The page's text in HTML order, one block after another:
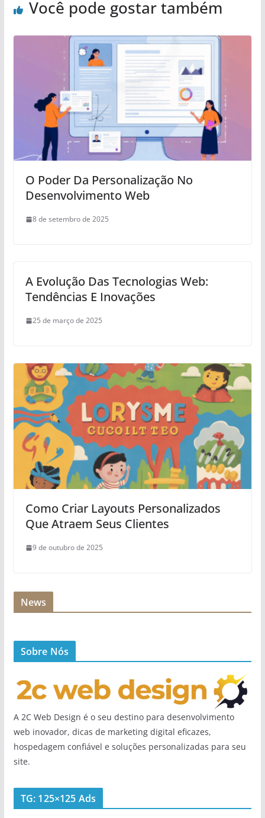
Você pode gostar também
O Poder Da Personalização No
Desenvolvimento Web
8 de setembro de 2025
A Evolução Das Tecnologias Web:
Tendências E Inovações
25 de março de 2025
Como Criar Layouts Personalizados
Que Atraem Seus Clientes
9 de outubro de 2025
News
Sobre Nós
A 2C Web Design é o seu destino para desenvolvimento
web inovador, dicas de marketing digital eficazes,
hospedagem confiável e soluções personalizadas para seu
site.
TG: 125×125 Ads